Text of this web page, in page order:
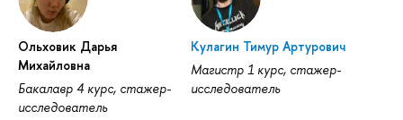
Ольховик Дарья
Михайловна
Бакалавр 4 курс, стажер-
исследователь
Кулагин Тимур Артурович
Магистр 1 курс, стажер-
исследователь